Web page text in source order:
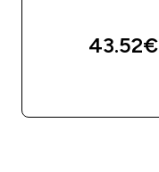
43.52€‎